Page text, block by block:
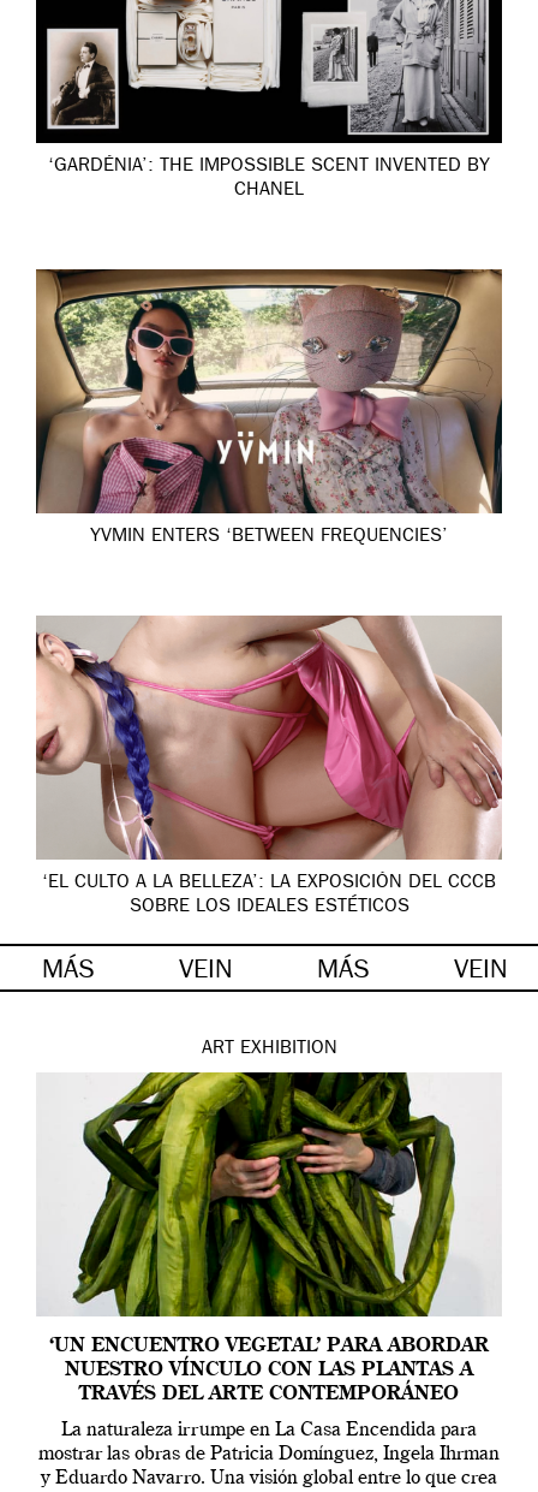
‘GARDÉNIA’: THE IMPOSSIBLE SCENT INVENTED BY
CHANEL
YVMIN ENTERS ‘BETWEEN FREQUENCIES’
‘EL CULTO A LA BELLEZA’: LA EXPOSICIÓN DEL CCCB
SOBRE LOS IDEALES ESTÉTICOS
MÁS VEIN MÁS VEIN
ART EXHIBITION
‘UN ENCUENTRO VEGETAL’ PARA ABORDAR
NUESTRO VÍNCULO CON LAS PLANTAS A
TRAVÉS DEL ARTE CONTEMPORÁNEO
La naturaleza irrumpe en La Casa Encendida para
mostrar las obras de Patricia Domínguez, Ingela Ihrman
y Eduardo Navarro. Una visión global entre lo que crea